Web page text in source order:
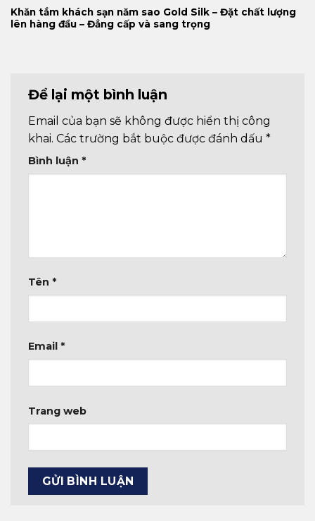
Khăn tắm khách sạn năm sao Gold Silk – Đặt chất lượng
lên hàng đầu – Đẳng cấp và sang trọng
Để lại một bình luận
Email của bạn sẽ không được hiển thị công
khai. Các trường bắt buộc được đánh dấu *
Bình luận *
Tên *
Email *
Trang web